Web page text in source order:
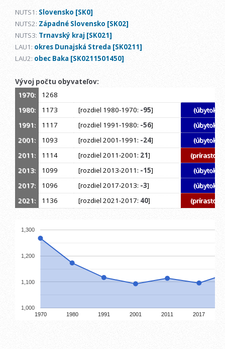
NUTS1: Slovensko [SK0]
NUTS2: Západné Slovensko [SK02]
NUTS3: Trnavský kraj [SK021]
LAU1: okres Dunajská Streda [SK0211]
LAU2: obec Baka [SK0211501450]
Vývoj počtu obyvateľov:
1970:
1268
1980:
1173 [rozdiel 1980-1970: -95]
(úbytok)
1991:
1117 [rozdiel 1991-1980: -56]
(úbytok)
2001:
1093 [rozdiel 2001-1991: -24]
(úbytok)
2011:
1114 [rozdiel 2011-2001: 21]
(prírastok)
2013:
1099 [rozdiel 2013-2011: -15]
(úbytok)
2017:
1096 [rozdiel 2017-2013: -3]
(úbytok)
2021:
1136 [rozdiel 2021-2017: 40] (prírastok)
1970 1980 1991 2001 2011 2017
1,000
1,100
1,200
1,300